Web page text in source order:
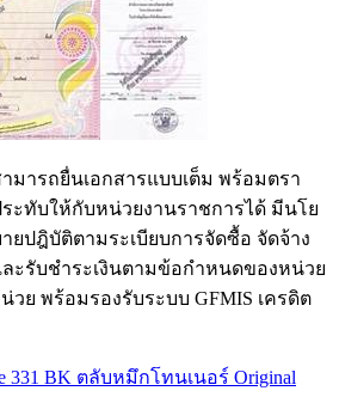
มารถยื่นเอกสารแบบเต็ม พร้อมตรา
ะทับให้กับหน่วยงานราชการได้ มีนโย
ยปฎิบัติตามระเบียบการจัดซื้อ จัดจ้าง
ะรับชำระเงินตามข้อกำหนดของหน่วย
วย พร้อมรองรับระบบ GFMIS เครดิต